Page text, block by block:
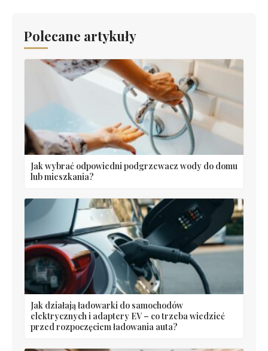
Polecane artykuły
Jak wybrać odpowiedni podgrzewacz wody do domu
lub mieszkania?
Jak działają ładowarki do samochodów
elektrycznych i adaptery EV – co trzeba wiedzieć
przed rozpoczęciem ładowania auta?